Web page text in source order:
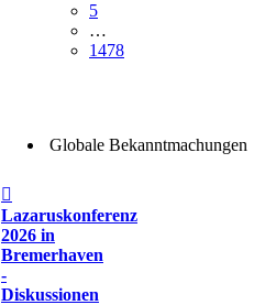
5
…
1478
Globale Bekanntmachungen
Lazaruskonferenz
2026 in
Bremerhaven
-
Diskussionen